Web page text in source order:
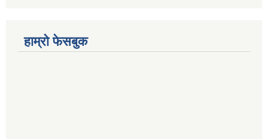
हाम्रो फेसबुक